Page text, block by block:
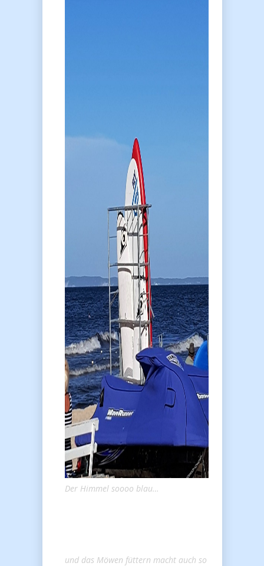
Der Himmel soooo blau…
und das Möwen füttern macht auch so